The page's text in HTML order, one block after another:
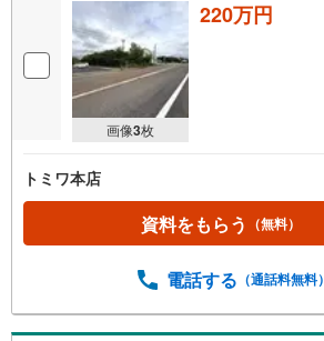
画像3枚
220万円
トミワ本店
資料をもらう （無料）
電話する （通話料無料）